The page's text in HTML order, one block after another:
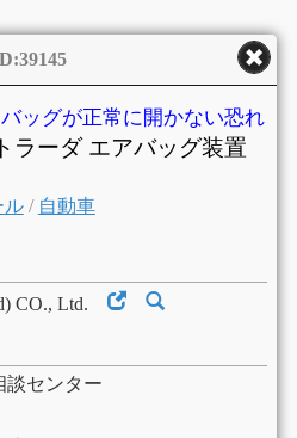
ッグが正常に開かない恐れ
ラーダ エアバッグ装置
ル/ 自動車
CO., Ltd.
談センター